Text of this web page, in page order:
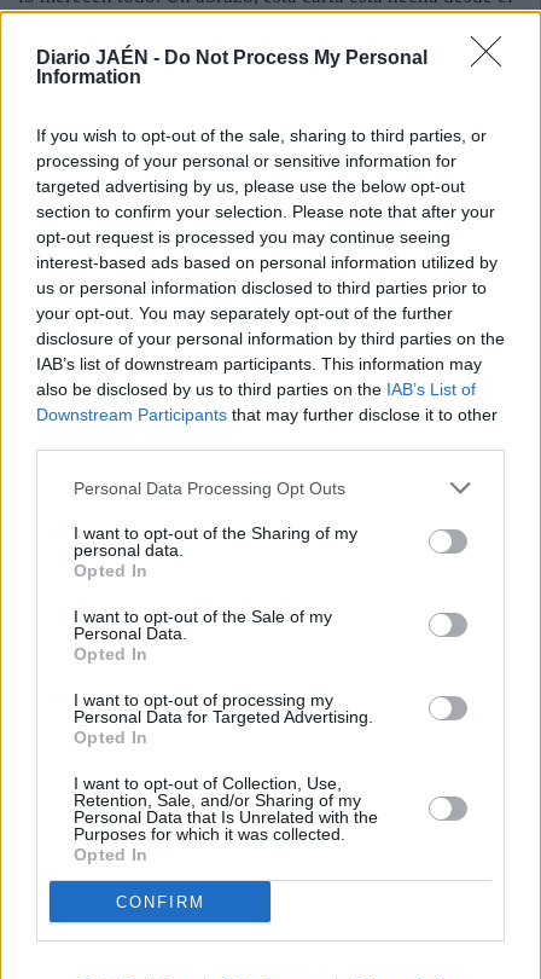
Diario JAÉN - Do Not Process My Personal
Information
If you wish to opt-out of the sale, sharing to third parties, or
processing of your personal or sensitive information for
targeted advertising by us, please use the below opt-out
section to confirm your selection. Please note that after your
opt-out request is processed you may continue seeing
interest-based ads based on personal information utilized by
us or personal information disclosed to third parties prior to
your opt-out. You may separately opt-out of the further
disclosure of your personal information by third parties on the
IAB’s list of downstream participants. This information may
also be disclosed by us to third parties on the IAB’s List of
Downstream Participants that may further disclose it to other
Personal Data Processing Opt Outs
I want to opt-out of the Sharing of my
personal data.
Opted In
I want to opt-out of the Sale of my
Personal Data.
Opted In
I want to opt-out of processing my
Personal Data for Targeted Advertising.
Opted In
I want to opt-out of Collection, Use,
Retention, Sale, and/or Sharing of my
Personal Data that Is Unrelated with the
Purposes for which it was collected.
Opted In
CONFIRM